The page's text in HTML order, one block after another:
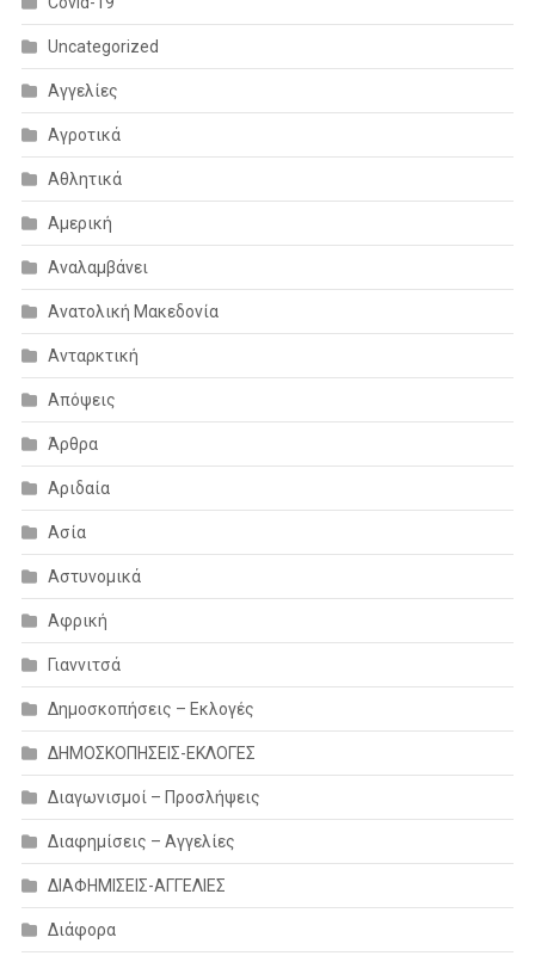
Uncategorized
Αγγελίες
Αγροτικά
Αθλητικά
Αμερική
Αναλαμβάνει
Ανατολική Μακεδονία
Ανταρκτική
Απόψεις
Άρθρα
Αριδαία
Ασία
Αστυνομικά
Αφρική
Γιαννιτσά
Δημοσκοπήσεις – Εκλογές
ΔΗΜΟΣΚΟΠΗΣΕΙΣ-ΕΚΛΟΓΕΣ
Διαγωνισμοί – Προσλήψεις
Διαφημίσεις – Αγγελίες
ΔΙΑΦΗΜΙΣΕΙΣ-ΑΓΓΕΛΙΕΣ
Διάφορα